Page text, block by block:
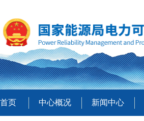
首页 中心概况 新闻中心